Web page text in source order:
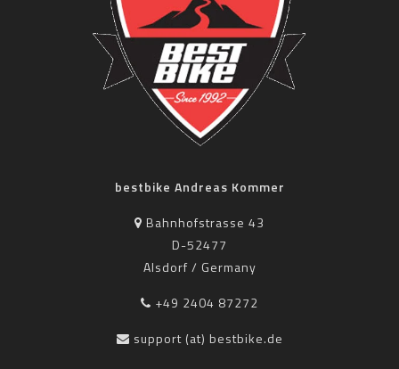
bestbike Andreas Kommer
Bahnhofstrasse 43
D-52477
Alsdorf / Germany
+49 2404 87272
support (at) bestbike.de